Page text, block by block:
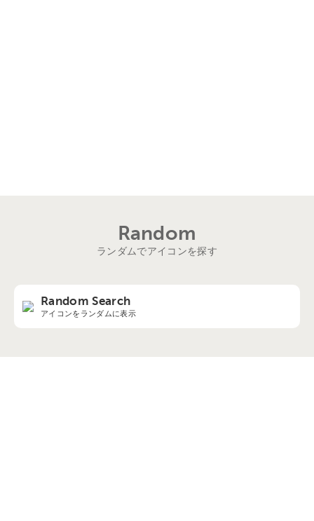
Random
ランダムでアイコンを探す
Random Search
アイコンをランダムに表示